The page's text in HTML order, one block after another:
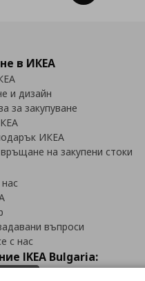
в ИКЕА
и дизайн
за закупуване
ИКЕА
на закупени стоки
въпроси
с нас
IKEA Bulgaria: